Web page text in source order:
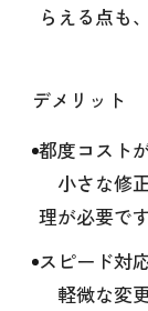
らえる点も
デメリット
都度コスト
小さな修
理が必要です
スピード対
軽微な変